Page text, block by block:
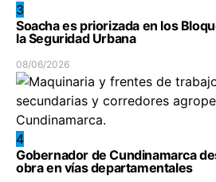
3
Soacha es priorizada en los
la Seguridad Urbana
08/06/2026
4
Gobernador de Cundinamarca
obra en vías departamentales